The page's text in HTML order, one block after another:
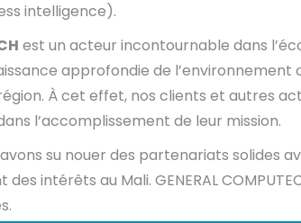
intelligence).
est un acteur incontournable dans
approfondie de
À cet effet, nos clients et autres
l’accomplissement de leur mission.
su nouer des partenariats solides
intérêts au Mali. GENERAL